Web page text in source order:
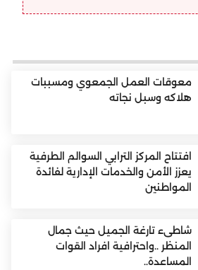
معوقات العمل الجمعوي ومسببات
هلاكه وسبل نجاته
افتتاح المركز الترابي السوالم الطرفية
يعزز الأمن والخدمات الإدارية لفائدة
المواطنين
شاطىء تارغة الجميل حيث جمال
المنظر ..واحترافية افراد القوات
المساعدة..